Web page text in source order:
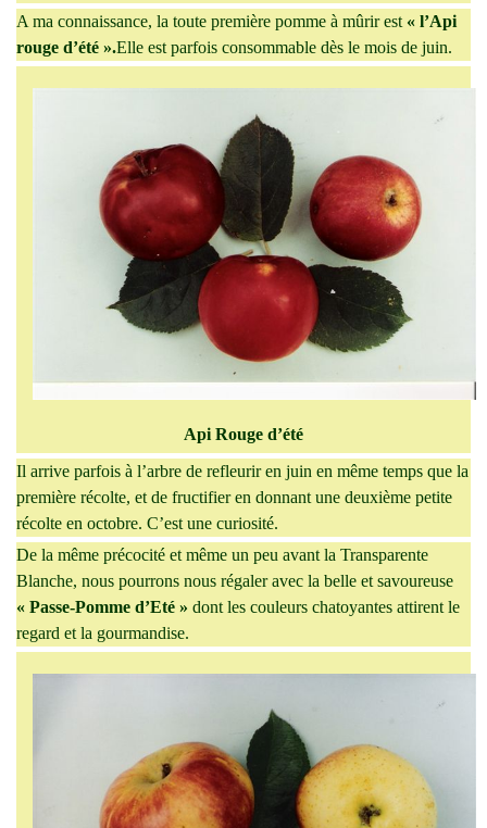
A ma connaissance, la toute première pomme à mûrir est « l’Api
rouge d’été ».Elle est parfois consommable dès le mois de juin.
Api Rouge d’été
Il arrive parfois à l’arbre de refleurir en juin en même temps que la
première récolte, et de fructifier en donnant une deuxième petite
récolte en octobre. C’est une curiosité.
De la même précocité et même un peu avant la Transparente
Blanche, nous pourrons nous régaler avec la belle et savoureuse
« Passe-Pomme d’Eté » dont les couleurs chatoyantes attirent le
regard et la gourmandise.